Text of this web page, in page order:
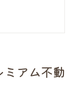
れる理由一
却の違いを
アム不動